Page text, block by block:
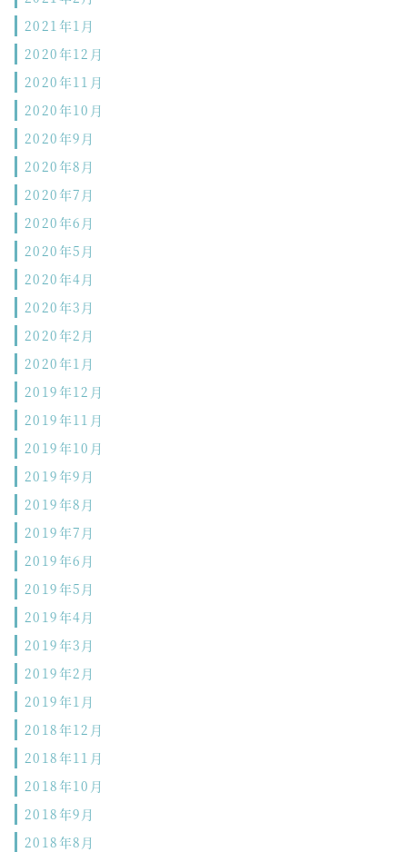
2021年1月
2020年12月
2020年11月
2020年10月
2020年9月
2020年8月
2020年7月
2020年6月
2020年5月
2020年4月
2020年3月
2020年2月
2020年1月
2019年12月
2019年11月
2019年10月
2019年9月
2019年8月
2019年7月
2019年6月
2019年5月
2019年4月
2019年3月
2019年2月
2019年1月
2018年12月
2018年11月
2018年10月
2018年9月
2018年8月